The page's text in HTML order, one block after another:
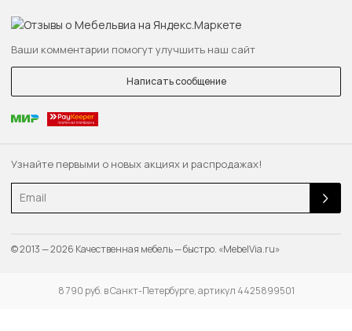
8 790 руб. в Санкт-Петербурге, артикул 4425899501
Узнайте первыми о новых акциях и распродажах!
Ваши комментарии помогут улучшить наш сайт
Написать сообщение
© 2013 — 2026 Качественная мебель — быстро. «MebelVia.ru»